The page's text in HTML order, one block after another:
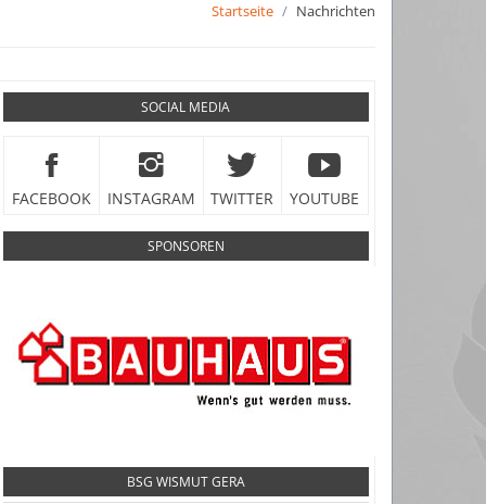
Startseite Nachrichten
SOCIAL MEDIA
FACEBOOK INSTAGRAM TWITTER YOUTUBE
SPONSOREN
BSG WISMUT GERA